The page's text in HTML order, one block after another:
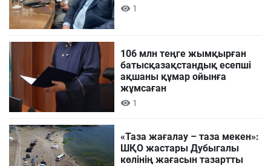
1
106 млн теңге жымқырған
батысқазақстандық есепші
ақшаны құмар ойынға
жұмсаған
1
«Таза жағалау – таза мекен»:
ШҚО жастары Дубыгалы
көлінің жағасын тазартты